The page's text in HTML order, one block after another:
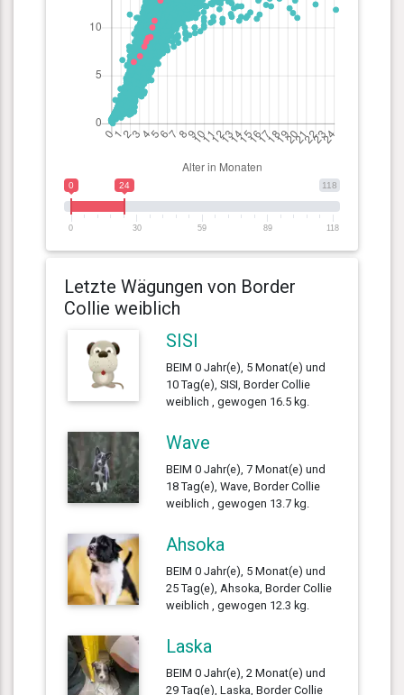
118
0 24
0 30 59 89 118
Letzte Wägungen von Border
Collie weiblich
SISI
BEIM 0 Jahr(e), 5 Monat(e) und
10 Tag(e), SISI, Border Collie
weiblich , gewogen 16.5 kg.
Wave
BEIM 0 Jahr(e), 7 Monat(e) und
18 Tag(e), Wave, Border Collie
weiblich , gewogen 13.7 kg.
Ahsoka
BEIM 0 Jahr(e), 5 Monat(e) und
25 Tag(e), Ahsoka, Border Collie
weiblich , gewogen 12.3 kg.
Laska
BEIM 0 Jahr(e), 2 Monat(e) und
29 Tag(e), Laska, Border Collie